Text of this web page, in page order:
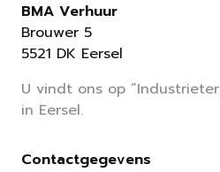
BMA Verhuur
Brouwer 5
5521 DK Eersel
U vindt ons op
in Eersel.
Contactgegevens